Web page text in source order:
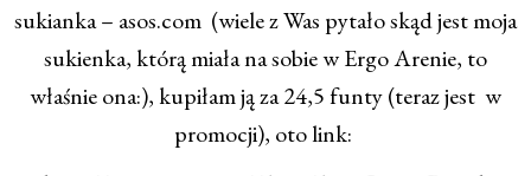
sukianka – asos.com (wiele z Was pytało skąd jest moja
sukienka, którą miała na sobie w Ergo Arenie, to
właśnie ona:), kupiłam ją za 24,5 funty (teraz jest w
promocji), oto link: